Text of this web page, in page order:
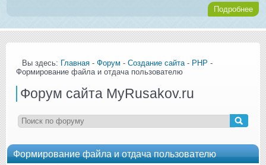
Подробнее
Вы здесь: Главная - Форум - Создание сайта- PHP -
Формирование файла и отдача пользователю
Форум сайта MyRusakov.ru
Формирование файла и отдача пользователю